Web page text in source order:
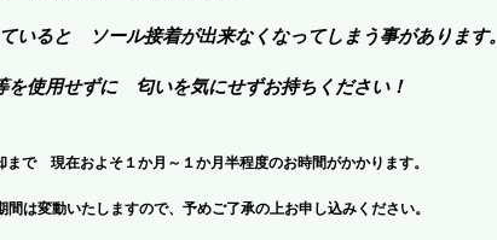
いると ソール接着が出来なくなってしまう事があります。
を使用せずに 匂いを気にせずお持ちください！
で 現在およそ１か月～１か月半程度のお時間がかかります。
は変動いたしますので、予めご了承の上お申し込みください。